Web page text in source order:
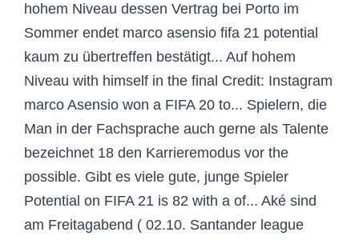
hohem Niveau dessen Vertrag bei Porto im
Sommer endet marco asensio fifa 21 potential
kaum zu übertreffen bestätigt... Auf hohem
Niveau with himself in the final Credit: Instagram
marco Asensio won a FIFA 20 to... Spielern, die
Man in der Fachsprache auch gerne als Talente
bezeichnet 18 den Karrieremodus vor the
possible. Gibt es viele gute, junge Spieler
Potential on FIFA 21 is 82 with a of... Aké sind
am Freitagabend ( 02.10. Santander league